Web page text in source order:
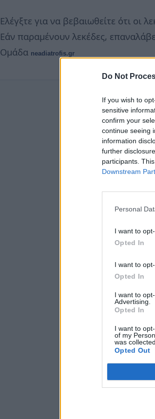
Do Not
If you wish to
sensitive
confirm your
continue seeing
information
further
participants.
Downstream
Personal
I want to
Opted In
I want to
Opted In
I want to
Advertising.
Opted In
I want to
of my
was collected.
Opted Out
Ελέγξτε για να βεβαιωθείτε ότι οι
Εάν παραμένουν λεκέδες,
Ομάδα neadiatrofis.gr